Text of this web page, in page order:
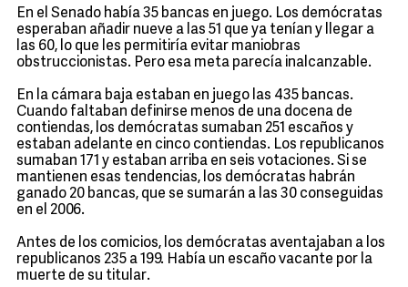
En el Senado había 35 bancas en juego. Los demócratas
esperaban añadir nueve a las 51 que ya tenían y llegar a
las 60, lo que les permitiría evitar maniobras
obstruccionistas. Pero esa meta parecía inalcanzable.
En la cámara baja estaban en juego las 435 bancas.
Cuando faltaban definirse menos de una docena de
contiendas, los demócratas sumaban 251 escaños y
estaban adelante en cinco contiendas. Los republicanos
sumaban 171 y estaban arriba en seis votaciones. Si se
mantienen esas tendencias, los demócratas habrán
ganado 20 bancas, que se sumarán a las 30 conseguidas
en el 2006.
Antes de los comicios, los demócratas aventajaban a los
republicanos 235 a 199. Había un escaño vacante por la
muerte de su titular.